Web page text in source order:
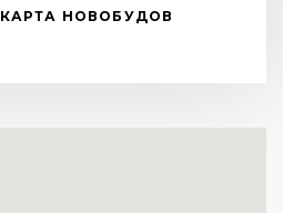
КАРТА НОВОБУДОВ